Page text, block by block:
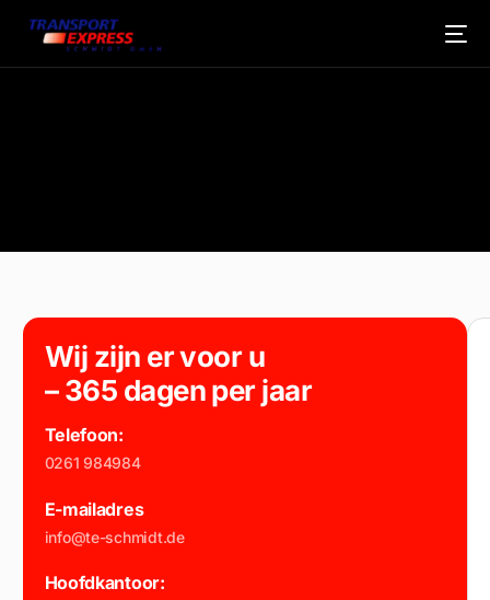
Wij zijn er voor u
– 365 dagen per jaar
Telefoon:
0261 984984
E-mailadres
info@te-schmidt.de
Hoofdkantoor: